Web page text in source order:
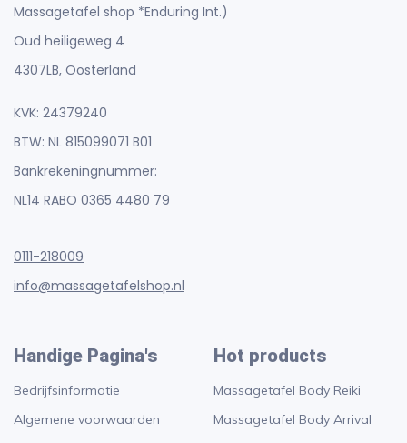
Massagetafel shop *Enduring Int.)
Oud heiligeweg 4
4307LB, Oosterland
KVK: 24379240
BTW: NL 815099071 B01
Bankrekeningnummer:
NL14 RABO 0365 4480 79
0111-218009
info@massagetafelshop.nl
Handige Pagina's
Bedrijfsinformatie
Algemene voorwaarden
Hot products
Massagetafel Body Reiki
Massagetafel Body Arrival